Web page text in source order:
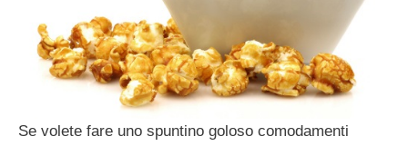
Se volete fare uno spuntino goloso comodamenti